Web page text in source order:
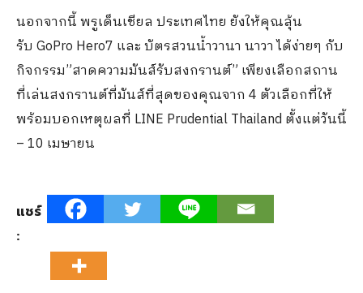
นอกจากนี้ พรูเด็นเชียล ประเทศไทย ยังให้คุณลุ้น
รับ GoPro Hero7 และ บัตรสวนน้ำวานา นาวา ได้ง่ายๆ กับ
กิจกรรม”สาดความมันส์รับสงกรานต์” เพียงเลือกสถาน
ที่เล่นสงกรานต์ที่มันส์ที่สุดของคุณจาก 4 ตัวเลือกที่ให้
พร้อมบอกเหตุผลที่ LINE Prudential Thailand ตั้งแต่วันนี้
– 10 เมษายน
แชร์
: